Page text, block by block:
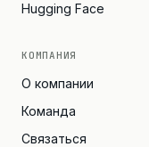
Hugging Face
КОМПАНИЯ
О компании
Команда
Связаться